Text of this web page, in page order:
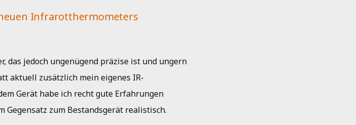
Infrarotthermometers
das jedoch ungenügend präzise ist und ungern
aktuell zusätzlich mein eigenes IR-
Gerät habe ich recht gute Erfahrungen
Gegensatz zum Bestandsgerät realistisch.